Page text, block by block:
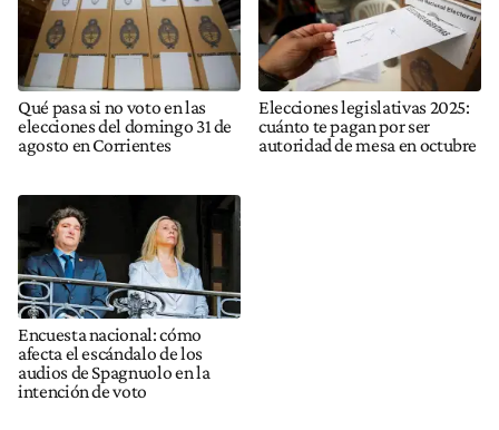
Qué pasa si no voto en las
elecciones del domingo 31 de
agosto en Corrientes
Elecciones legislativas 2025:
cuánto te pagan por ser
autoridad de mesa en octubre
Encuesta nacional: cómo
afecta el escándalo de los
audios de Spagnuolo en la
intención de voto